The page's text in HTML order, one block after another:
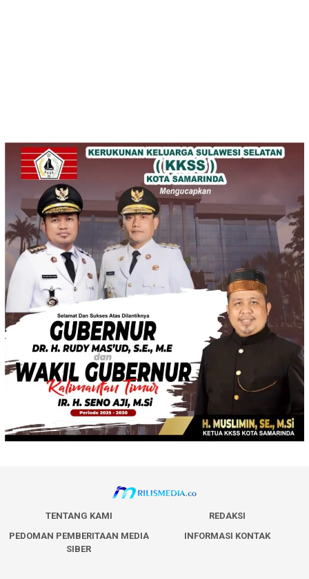
TENTANG KAMI
REDAKSI
PEDOMAN PEMBERITAAN MEDIA
SIBER
INFORMASI KONTAK